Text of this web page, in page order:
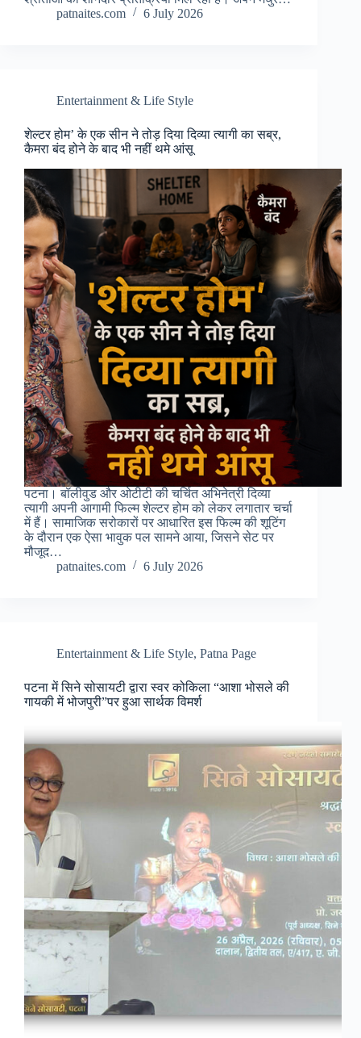
patnaites.com
6 July 2026
Entertainment & Life Style
शेल्टर होम’ के एक सीन ने तोड़ दिया दिव्या त्यागी का सब्र,
कैमरा बंद होने के बाद भी नहीं थमे आंसू
पटना। बॉलीवुड और ओटीटी की चर्चित अभिनेत्री दिव्या
त्यागी अपनी आगामी फिल्म शेल्टर होम को लेकर लगातार चर्चा
में हैं। सामाजिक सरोकारों पर आधारित इस फिल्म की शूटिंग
के दौरान एक ऐसा भावुक पल सामने आया, जिसने सेट पर
मौजूद…
patnaites.com
6 July 2026
Entertainment & Life Style, Patna Page
पटना में सिने सोसायटी द्वारा स्वर कोकिला “आशा भोसले की
गायकी में भोजपुरी”पर हुआ सार्थक विमर्श